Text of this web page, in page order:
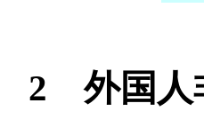
2 外国人